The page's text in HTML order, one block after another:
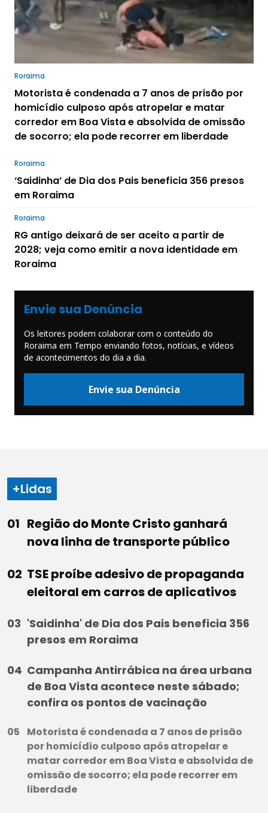
Roraima
Motorista é condenada a 7 anos de prisão por
homicídio culposo após atropelar e matar
corredor em Boa Vista e absolvida de omissão
de socorro; ela pode recorrer em liberdade
Roraima
‘Saidinha’ de Dia dos Pais beneficia 356 presos
em Roraima
Roraima
RG antigo deixará de ser aceito a partir de
2028; veja como emitir a nova identidade em
Roraima
Envie sua Denúncia
Os leitores podem colaborar com o conteúdo do
Roraima em Tempo enviando fotos, notícias, e vídeos
de acontecimentos do dia a dia.
Envie sua Denúncia
+Lidas
Região do Monte Cristo ganhará
nova linha de transporte público
TSE proíbe adesivo de propaganda
eleitoral em carros de aplicativos
'Saidinha' de Dia dos Pais beneficia 356
presos em Roraima
Campanha Antirrábica na área urbana
de Boa Vista acontece neste sábado;
confira os pontos de vacinação
Motorista é condenada a 7 anos de prisão
por homicídio culposo após atropelar e
matar corredor em Boa Vista e absolvida de
omissão de socorro; ela pode recorrer em
liberdade